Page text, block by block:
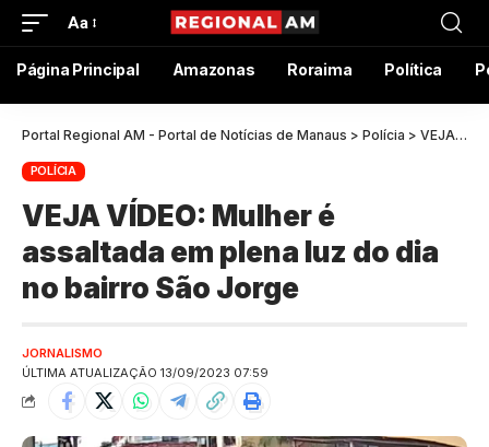
Aa
Página Principal Amazonas Roraima Política
Portal Regional AM - Portal de Notícias de Manaus > Polícia > VEJA VÍDEO: Mulher é assaltada em plena luz do dia no bairro São Jorge
POLÍCIA
VEJA VÍDEO: Mulher é
assaltada em plena luz do dia
no bairro São Jorge
ÚLTIMA ATUALIZAÇÃO 13/09/2023 07:59
JORNALISMO